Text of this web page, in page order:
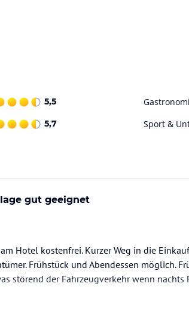
5,5
5,7 Sport &
gut geeignet
Hotel kostenfrei. Kurzer Weg in die
Frühstück und Abendessen möglich.
störend der Fahrzeugverkehr wenn nachts